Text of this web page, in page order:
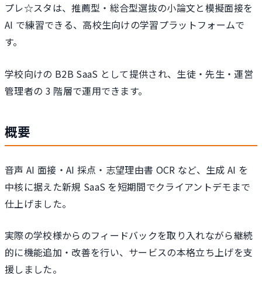
プレ☆スタは、推薦型・総合型選抜の小論文と模擬面接を
AI で練習できる、高校生向けの学習プラットフォームで
す。
学校向けの B2B SaaS として提供され、生徒・先生・運営
管理者の 3 階層で運用できます。
概要
音声 AI 面接・AI 採点・志望理由書 OCR など、生成 AI を
中核に据えた新規 SaaS を短期間でクライアントデモまで
仕上げました。
実際の学校様からのフィードバックを取り入れながら継続
的に機能追加・改善を行い、サービスの本格立ち上げを支
援しました。